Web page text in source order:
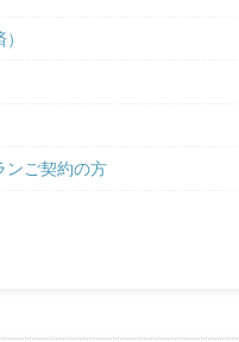
ンご契約の方